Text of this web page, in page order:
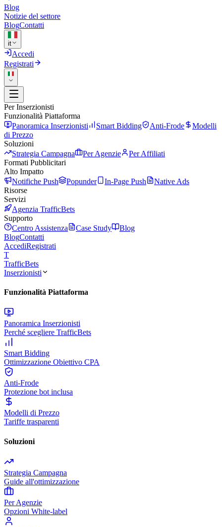
Blog
Notizie del settore
BlogContatti
it
Accedi
Registrati
Per Inserzionisti
Funzionalità Piattaforma
Panoramica Inserzionisti
Smart Bidding Anti-Frode
Modelli
di Prezzo
Soluzioni
Strategia Campagna
Per Agenzie
Per Affiliati
Formati Pubblicitari
Alto Impatto
Notifiche Push
Popunder In-Page Push
Native Ads
Risorse
Servizi
Agenzia TrafficBets
Supporto
Centro Assistenza
Case Study
Blog
BlogContatti
AccediRegistrati
T
TrafficBets
Inserzionisti
Funzionalità Piattaforma
Panoramica Inserzionisti
Perché scegliere TrafficBets
Smart Bidding
Ottimizzazione Obiettivo CPA
Anti-Frode
Protezione bot inclusa
Modelli di Prezzo
Tariffe trasparenti
Soluzioni
Strategia Campagna
Guide all'ottimizzazione
Per Agenzie
Opzioni White-label